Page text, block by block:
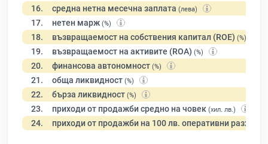
16. средна нетна месечна заплата (лева)
17. нетен марж (%)
18. възвращаемост на собствения капитал (ROE) (%)
19. възвращаемост на активите (ROA) (%)
20. финансова автономност (%)
21. обща ликвидност (%)
22. бърза ликвидност (%)
23. приходи от продажби средно на човек (хил. лв.)
24. приходи от продажби на 100 лв. оперативни разходи